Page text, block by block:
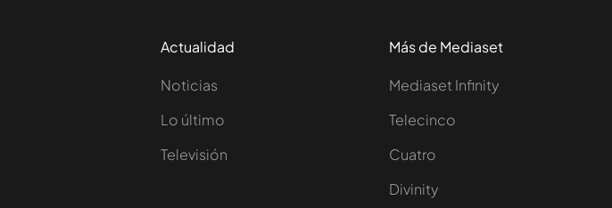
Actualidad
Noticias
Lo último
Televisión
Más de Mediaset
Mediaset Infinity
Telecinco
Cuatro
Divinity